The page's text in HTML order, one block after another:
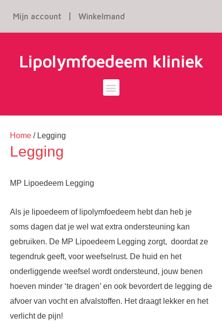
Mijn account Winkelmand
Lipolymfoedeem kliniek
Home / Legging
Legging
MP Lipoedeem Legging
Als je lipoedeem of lipolymfoedeem hebt dan heb je
soms dagen dat je wel wat extra ondersteuning kan
gebruiken. De MP Lipoedeem Legging zorgt, doordat ze
tegendruk geeft, voor weefselrust. De huid en het
onderliggende weefsel wordt ondersteund, jouw benen
hoeven minder ‘te dragen’ en ook bevordert de legging de
afvoer van vocht en afvalstoffen. Het draagt lekker en het
verlicht de pijn!